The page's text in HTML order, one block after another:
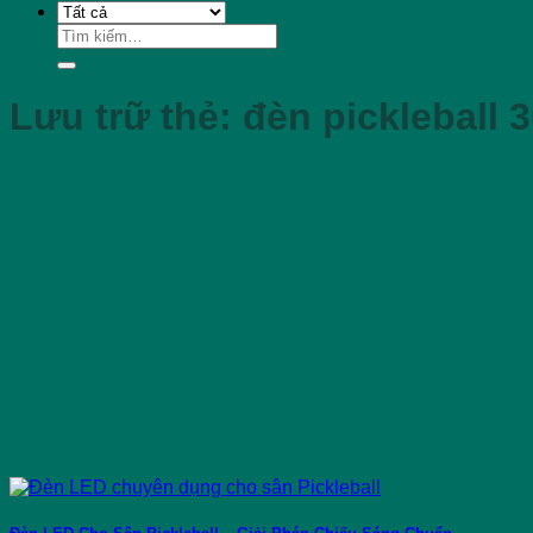
Tìm
kiếm:
Lưu trữ thẻ: đèn pickleball